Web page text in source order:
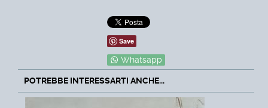
Save
Whatsapp
POTREBBE INTERESSARTI ANCHE...